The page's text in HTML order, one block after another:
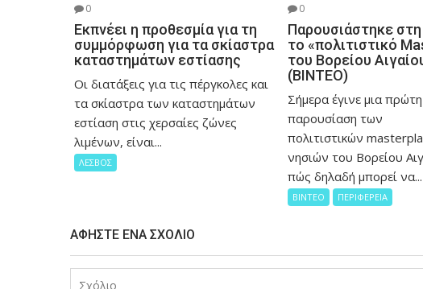
0
Εκπνέει η προθεσμία για τη
συμμόρφωση για τα σκίαστρα
καταστημάτων εστίασης
Οι διατάξεις για τις πέργκολες και
τα σκίαστρα των καταστημάτων
εστίαση στις χερσαίες ζώνες
λιμένων, είναι...
ΛΕΣΒΟΣ
0
Παρουσιάστηκε
το «πολιτιστικό
του Βορείου
(ΒΙΝΤΕΟ)
Σήμερα έγινε μια πρώτη
παρουσίαση των
πολιτιστικών
νησιών του Βορείου
πώς δηλαδή μπορεί να...
ΒΙΝΤΕΟ ΠΕΡΙΦΕΡΕΙΑ
ΑΦΉΣΤΕ ΈΝΑ ΣΧΌΛΙΟ